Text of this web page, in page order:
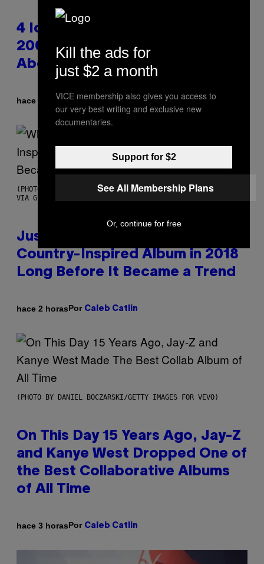
4 Iconic MTV Shows From the
2000s You Definitely Forgot
About
hace 36 minutosPorHaley Miller
(PHOTO BY CHRISTOPHER POLK/NBCU PHOTO BANK/NBCUNIVERSAL
VIA GETTY IMAGES)
Justin Timberlake Released a
Country-Inspired Album in 2018
Long Before It Became a Trend
hace 2 horasPor Caleb Catlin
(PHOTO BY DANIEL BOCZARSKI/GETTY IMAGES FOR VEVO)
On This Day 15 Years Ago, Jay-Z
and Kanye West Dropped One of
the Best Collaborative Albums
of All Time
hace 3 horasPor Caleb Catlin
Kill the ads for
just $2 a month
VICE membership also gives you access to
our very best writing and exclusive new
documentaries.
Support for $2
See All Membership Plans
Or, continue for free